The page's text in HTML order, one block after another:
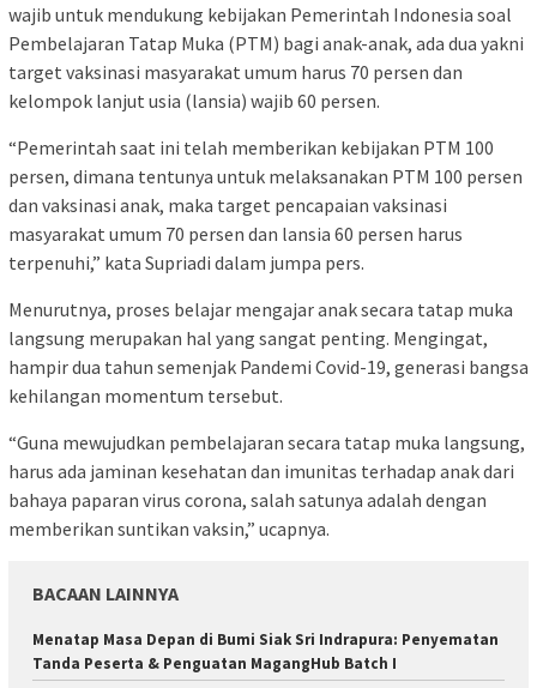
wajib untuk mendukung kebijakan Pemerintah Indonesia soal
Pembelajaran Tatap Muka (PTM) bagi anak-anak, ada dua yakni
target vaksinasi masyarakat umum harus 70 persen dan
kelompok lanjut usia (lansia) wajib 60 persen.
“Pemerintah saat ini telah memberikan kebijakan PTM 100
persen, dimana tentunya untuk melaksanakan PTM 100 persen
dan vaksinasi anak, maka target pencapaian vaksinasi
masyarakat umum 70 persen dan lansia 60 persen harus
terpenuhi,” kata Supriadi dalam jumpa pers.
Menurutnya, proses belajar mengajar anak secara tatap muka
langsung merupakan hal yang sangat penting. Mengingat,
hampir dua tahun semenjak Pandemi Covid-19, generasi bangsa
kehilangan momentum tersebut.
“Guna mewujudkan pembelajaran secara tatap muka langsung,
harus ada jaminan kesehatan dan imunitas terhadap anak dari
bahaya paparan virus corona, salah satunya adalah dengan
memberikan suntikan vaksin,” ucapnya.
BACAAN LAINNYA
Menatap Masa Depan di Bumi Siak Sri Indrapura: Penyematan
Tanda Peserta & Penguatan MagangHub Batch I